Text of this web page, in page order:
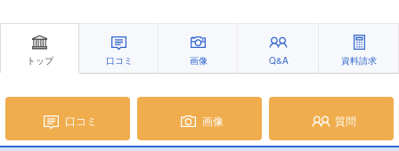
トップ 口コミ 画像 Q&A 資料請求
口コミ 画像 質問